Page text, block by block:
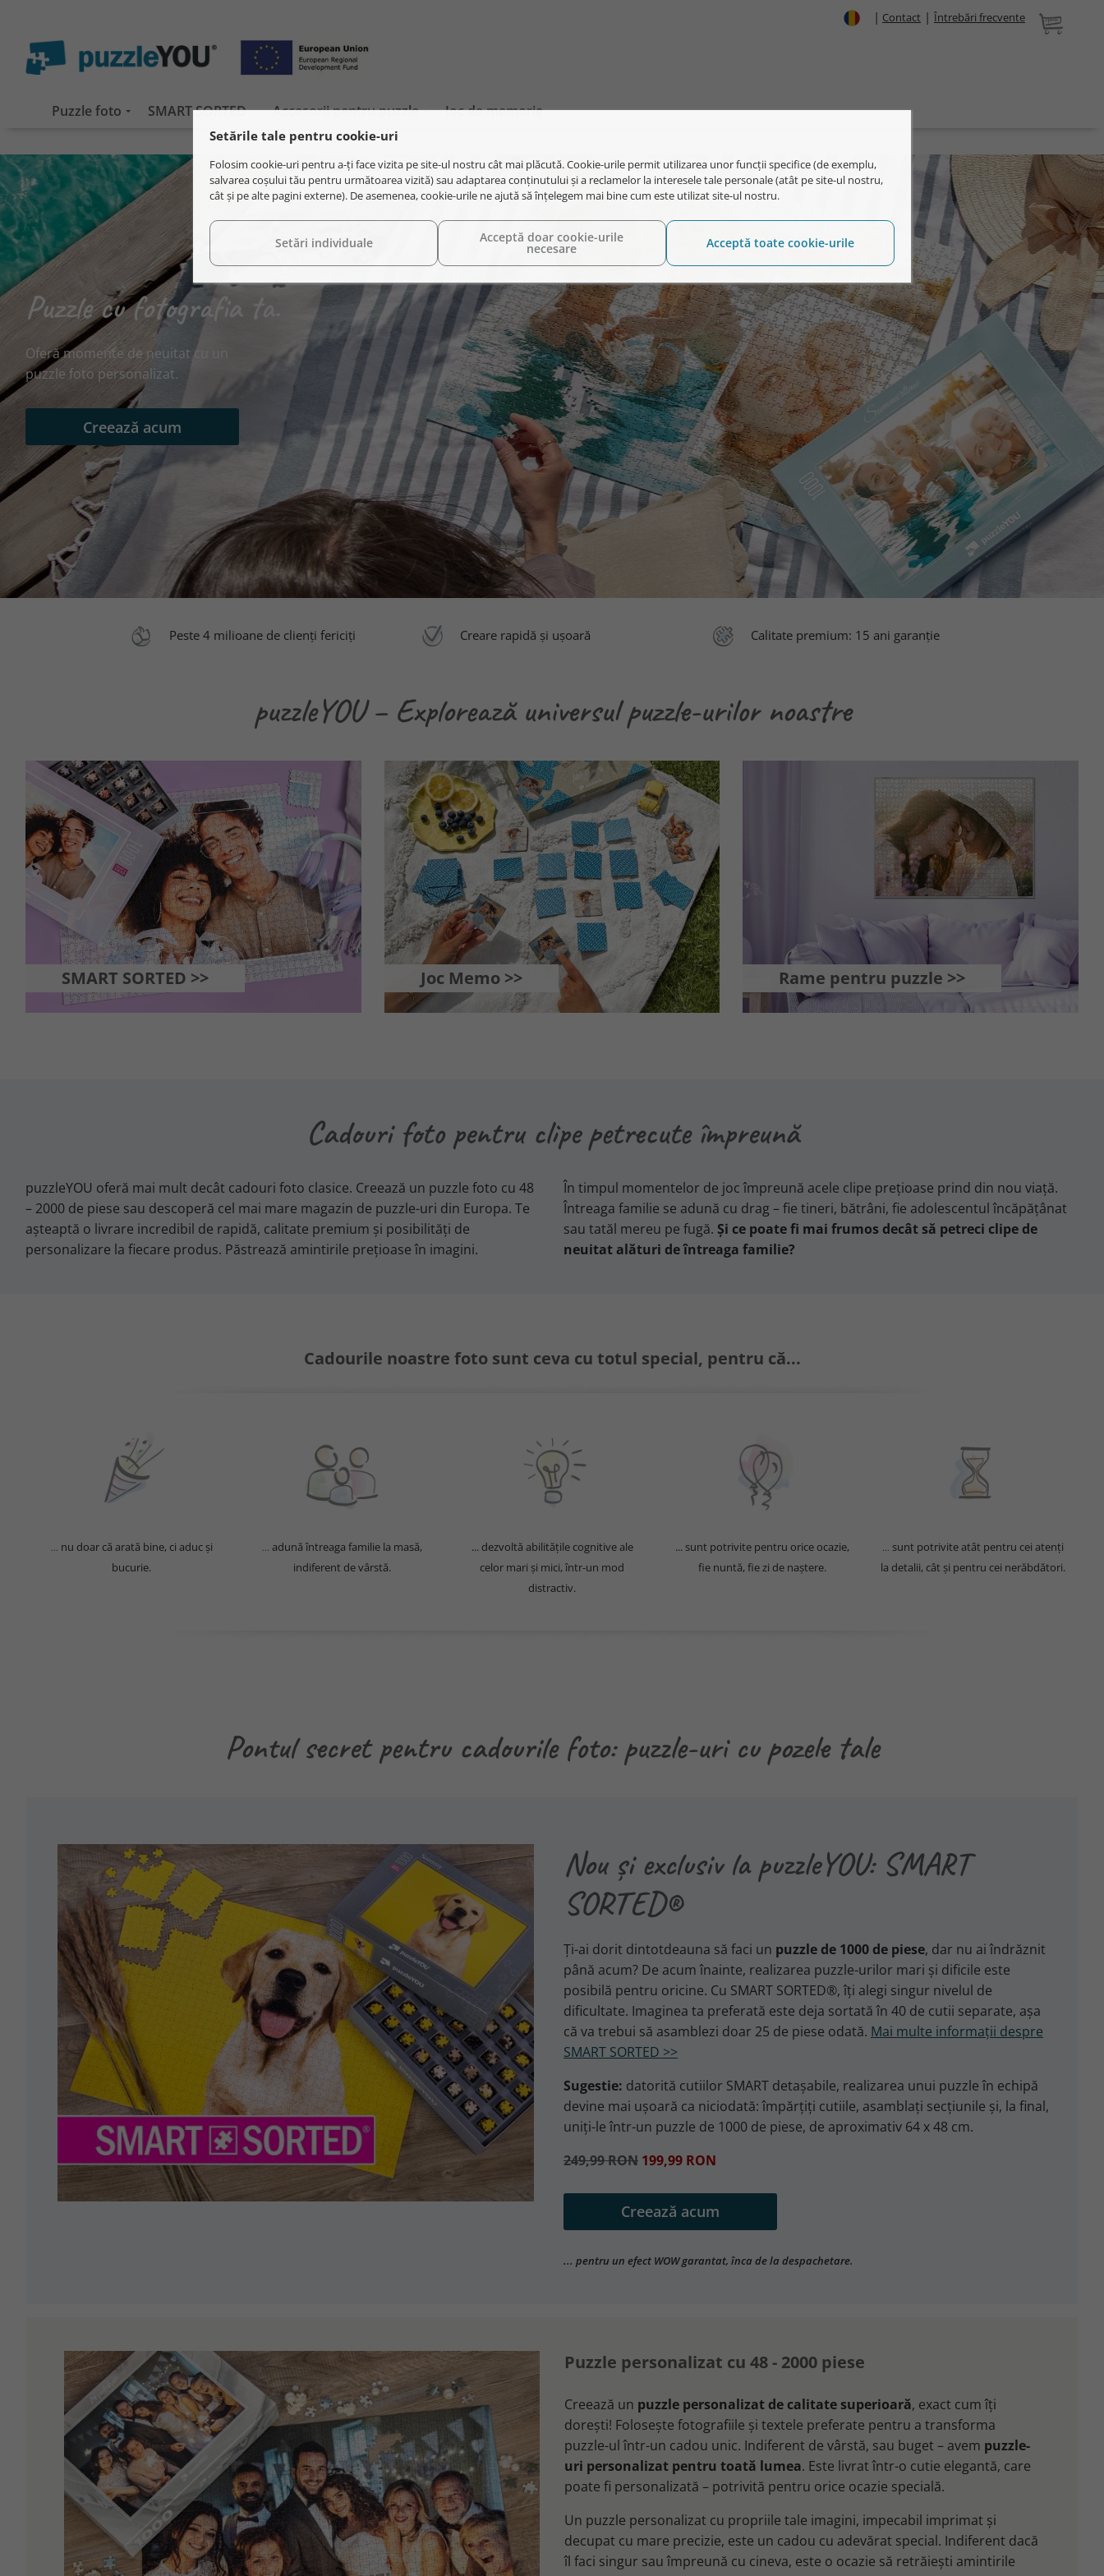
| Contact | Întrebări frecvente
Puzzle foto SMART SORTED Accesorii pentru puzzle Joc de memorie
Puzzle cu fotografia ta.
Oferă momente de neuitat cu un
puzzle foto personalizat.
Creează acum
Peste 4 milioane de clienți fericiți Creare rapidă și ușoară Calitate premium: 15 ani garanție
puzzleYOU – Explorează universul puzzle-urilor noastre
SMART SORTED >> Joc Memo >> Rame pentru puzzle >>
Cadouri foto pentru clipe petrecute împreună
puzzleYOU oferă mai mult decât cadouri foto clasice. Creează un puzzle foto cu 48
– 2000 de piese sau descoperă cel mai mare magazin de puzzle-uri din Europa. Te
așteaptă o livrare incredibil de rapidă, calitate premium și posibilități de
personalizare la fiecare produs. Păstrează amintirile prețioase în imagini.
În timpul momentelor de joc împreună acele clipe prețioase prind din nou viață.
Întreaga familie se adună cu drag – fie tineri, bătrâni, fie adolescentul încăpățânat
sau tatăl mereu pe fugă. Și ce poate fi mai frumos decât să petreci clipe de
neuitat alături de întreaga familie?
Cadourile noastre foto sunt ceva cu totul special, pentru că...
nu doar că arată bine, ci aduc și
bucurie.
adună întreaga familie la masă,
indiferent de vârstă.
... dezvoltă abilitățile cognitive ale
celor mari și mici, într-un mod
distractiv.
... sunt potrivite pentru orice ocazie,
fie nuntă, fie zi de naștere.
sunt potrivite atât pentru cei atenți
la detalii, cât și pentru cei nerăbdători.
Pontul secret pentru cadourile foto: puzzle-uri cu pozele tale
Nou și exclusiv la puzzleYOU: SMART
SORTED®
Ți-ai dorit dintotdeauna să faci un puzzle de 1000 de piese, dar nu ai îndrăznit
până acum? De acum înainte, realizarea puzzle-urilor mari și dificile este
posibilă pentru oricine. Cu SMART SORTED®, îți alegi singur nivelul de
dificultate. Imaginea ta preferată este deja sortată în 40 de cutii separate, așa
că va trebui să asamblezi doar 25 de piese odată. Mai multe informații despre
SMART SORTED >>
Sugestie: datorită cutiilor SMART detașabile, realizarea unui puzzle în echipă
devine mai ușoară ca niciodată: împărțiți cutiile, asamblați secțiunile și, la final,
uniți-le într-un puzzle de 1000 de piese, de aproximativ 64 x 48 cm.
249,99 RON 199,99 RON
Creează acum
... pentru un efect WOW garantat, înca de la despachetare.
Puzzle personalizat cu 48 - 2000 piese
Creează un puzzle personalizat de calitate superioară, exact cum îți
dorești! Folosește fotografiile și textele preferate pentru a transforma
puzzle-ul într-un cadou unic. Indiferent de vârstă, sau buget – avem puzzle-
uri personalizat pentru toată lumea. Este livrat într-o cutie elegantă, care
poate fi personalizată – potrivită pentru orice ocazie specială.
Un puzzle personalizat cu propriile tale imagini, impecabil imprimat și
decupat cu mare precizie, este un cadou cu adevărat special. Indiferent dacă
îl faci singur sau împreună cu cineva, este o ocazie să retrăiești amintirile
Setările tale pentru cookie-uri
Folosim cookie-uri pentru a-ți face vizita pe site-ul nostru cât mai plăcută. Cookie-urile permit utilizarea unor funcții specifice (de exemplu,
salvarea coșului tău pentru următoarea vizită) sau adaptarea conținutului și a reclamelor la interesele tale personale (atât pe site-ul nostru,
cât și pe alte pagini externe). De asemenea, cookie-urile ne ajută să înțelegem mai bine cum este utilizat site-ul nostru.
Setări individuale Acceptă doar cookie-urile
necesare Acceptă toate cookie-urile